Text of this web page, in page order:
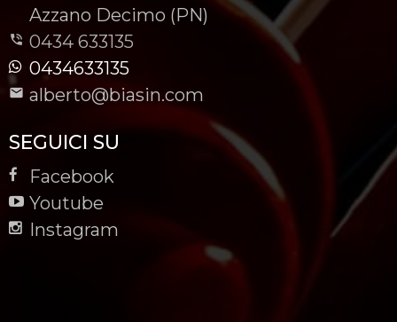
-
Azzano Decimo (PN)
0434 633135
0434633135
alberto@biasin.com
SEGUICI SU
Facebook
Youtube
Instagram